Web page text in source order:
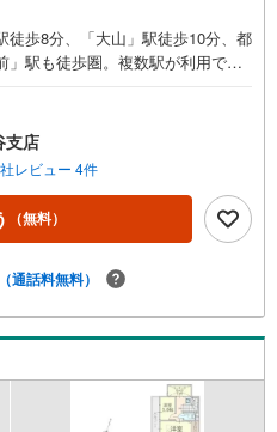
徒歩8分、「大山」駅徒歩10分、都
」駅も徒歩圏。複数駅が利用で
は51.32平米。南側約4m公道に
感を感じやすい立地です。駅徒
は小学校・中学校・保育園・幼
帯にも暮らしやすい住環境が整
は建物面積78.04平米の3LDK。約1
族が自然と集まる住空間を計画。
楽しめます。洗濯物干しはもちろ
地を有効活用し、収納や居住性に
ン。利便性、住環境、屋上空間の
区栄町の魅力ある一画です。
支店
レビュー 4件
（無料）
（通話料無料）